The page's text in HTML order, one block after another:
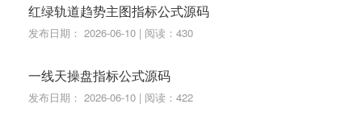
红绿轨道趋势主图指标公式源码
发布日期： 2026-06-10 | 阅读：430
一线天操盘指标公式源码
发布日期： 2026-06-10 | 阅读：422